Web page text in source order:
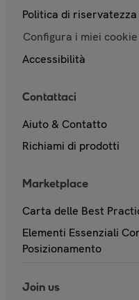
Politica di riservatezza
Configura i miei cookie
Accessibilità
Contattaci
Aiuto & Contatto
Richiami di prodotti
Marketplace
Carta delle Best
Elementi Essenziali
Posizionamento
Join us